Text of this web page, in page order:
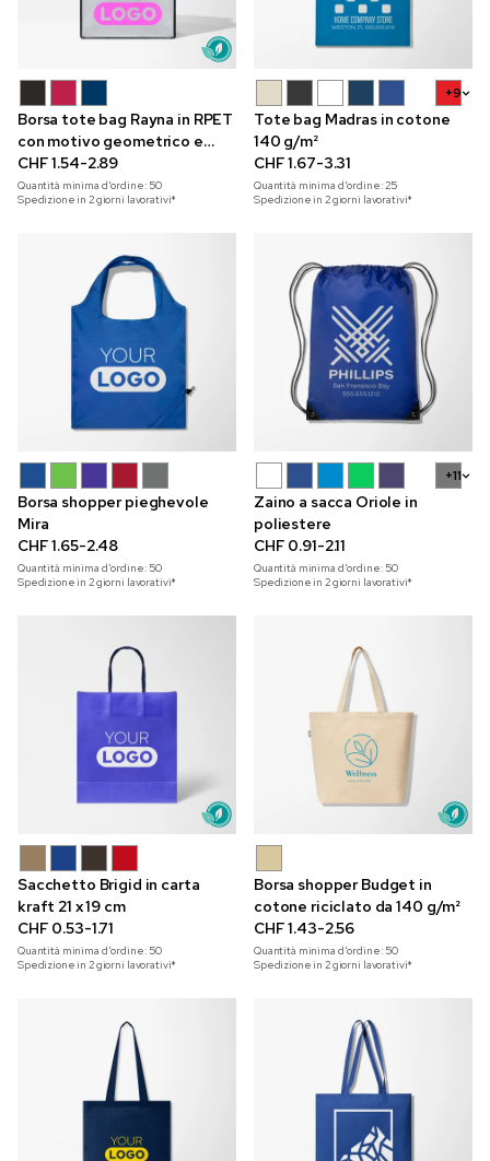
Borsa tote bag Rayna in RPET
con motivo geometrico e
tasca
CHF 1.54-2.89
Quantità minima d'ordine: 50
Spedizione in 2 giorni lavorativi*
+9
Tote bag Madras in cotone
140 g/m²
CHF 1.67-3.31
Quantità minima d'ordine:25
Spedizione in 2 giorni lavorativi*
Borsa shopper pieghevole
Mira
CHF 1.65-2.48
Quantità minima d'ordine: 50
Spedizione in 2 giorni lavorativi*
+11
Zaino a sacca Oriole in
poliestere
CHF 0.91-2.11
Quantità minima d'ordine: 50
Spedizione in 2 giorni lavorativi*
Sacchetto Brigid in carta
kraft 21 x 19 cm
CHF 0.53-1.71
Quantità minima d'ordine: 50
Spedizione in 2 giorni lavorativi*
Borsa shopper Budget in
cotone riciclato da 140 g/m²
CHF 1.43-2.56
Quantità minima d'ordine: 50
Spedizione in 2 giorni lavorativi*